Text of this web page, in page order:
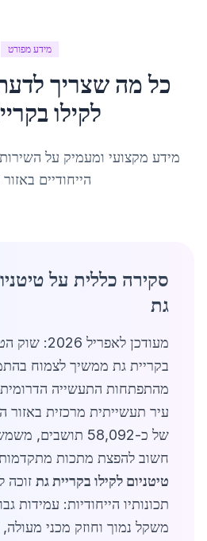
מידע מפורט
כל מה שצריך
לקילוב
מידע מקצועי ומעמיק על
הייחודיים
סקירה כללית על
גת
מעודכן לאפריל
בקריית גת ממשיך לצמוח
מהתפתחות התעשייה
עיר תעשייתית מרכזית באזור
של כ-58,092
חשוב להפצת מתכות מתקדמות
טיטניום לקילו בקריית גת זוכה
תכונותיו הייחודיות: עמידות
משקל נמוך וחוזק מכני